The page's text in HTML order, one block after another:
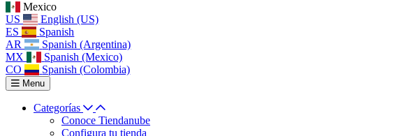
Mexico
US
English (US)
ES
Spanish
AR
Spanish (Argentina)
MX
Spanish (Mexico)
CO
Spanish (Colombia)
Menu
Categorías
Conoce Tiendanube
Configura tu tienda